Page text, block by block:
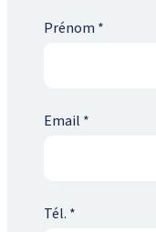
Prénom *
Email *
Tél. *